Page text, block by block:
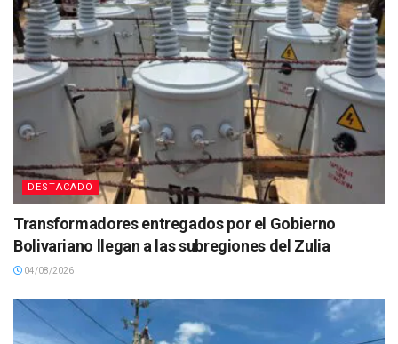
DESTACADO
Transformadores entregados por el Gobierno
Bolivariano llegan a las subregiones del Zulia
04/08/2026